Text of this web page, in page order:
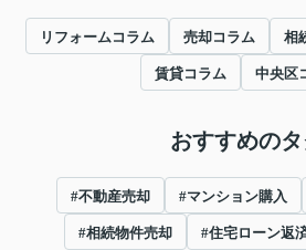
リフォームコラム 売却コラム 相
賃貸コラム 中央区
おすすめの
#不動産売却 #マンション購入
#相続物件売却 #住宅ローン返